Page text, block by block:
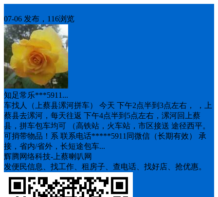
07-06 发布，116浏览
知足常乐***5911...
车找人（上蔡县漯河拼车） 今天 下午2点半到3点左右， ，上
蔡县去漯河，每天往返 下午4点半到5点左右，漯河回上蔡
县，拼车包车均可 （高铁站，火车站，市区接送 途径西平。
可捎带物品！系 联系电话*****5911同微信（长期有效） 承
接，省内/省外，长短途包车...
辉腾网络科技-上蔡喇叭网
发便民信息、找工作、租房子、查电话、找好店、抢优惠。